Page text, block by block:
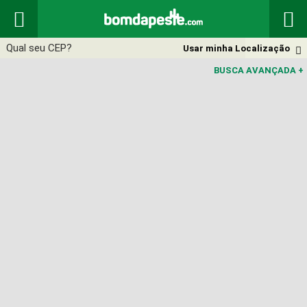
 

Usar minha Localização
BUSCA AVANÇADA +